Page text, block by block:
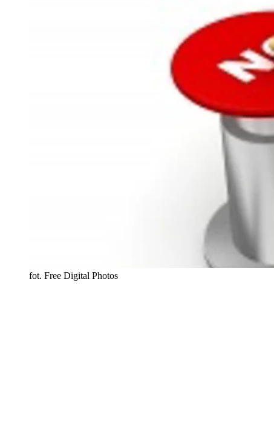
fot. Free Digital Photos